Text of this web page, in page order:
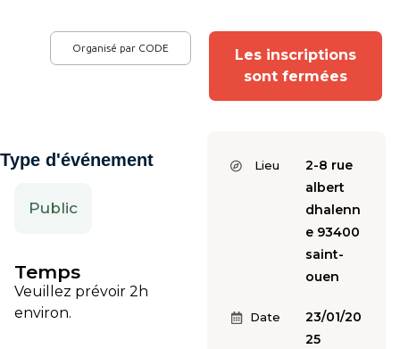
Organisé par CODE
Les inscriptions
sont fermées
Type d'événement
Public
Temps
Veuillez prévoir 2h
environ.
Lieu
2-8 rue
albert
dhalenn
e 93400
saint-
ouen
Date
23/01/20
25